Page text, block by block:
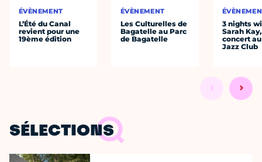
ÉVÈNEMENT
L’Été du Canal
revient pour une
19ème édition
ÉVÈNEMENT
Les Culturelles de
Bagatelle au Parc
de Bagatelle
3 nights
Sarah
concert
Jazz Club
SÉLECTIONS